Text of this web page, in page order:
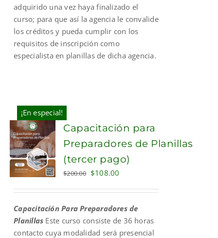
adquirido una vez haya finalizado el
curso; para que así la agencia le convalide
los créditos y pueda cumplir con los
requisitos de inscripción como
especialista en planillas de dicha agencia.
¡En especial!
ADD TO
CART
Capacitación para
Preparadores de Planillas
(tercer pago)
$200.00 Original
$200.00.
$108.00
$108.00.
Capacitación Para Preparadores de
Planillas Este curso consiste de 36 horas
contacto cuya modalidad será presencial